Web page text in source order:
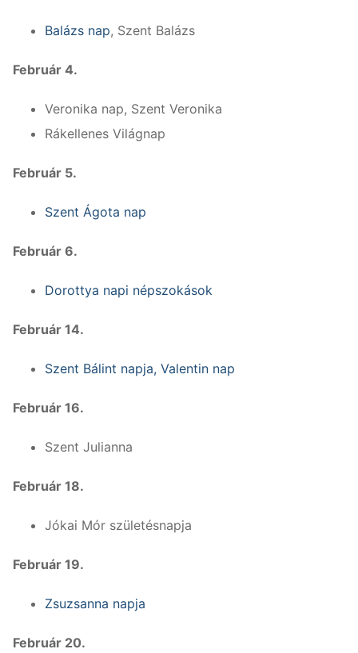
Balázs nap, Szent Balázs
Február 4.
Veronika nap, Szent Veronika
Rákellenes Világnap
Február 5.
Szent Ágota nap
Február 6.
Dorottya napi népszokások
Február 14.
Szent Bálint napja, Valentin nap
Február 16.
Szent Julianna
Február 18.
Jókai Mór születésnapja
Február 19.
Zsuzsanna napja
Február 20.